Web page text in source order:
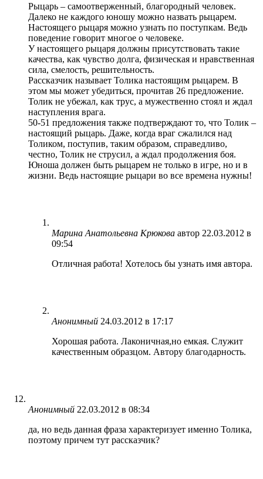
Рыцарь – самоотверженный, благородный человек.
Далеко не каждого юношу можно назвать рыцарем.
Настоящего рыцаря можно узнать по поступкам. Ведь
поведение говорит многое о человеке.
У настоящего рыцаря должны присутствовать такие
качества, как чувство долга, физическая и нравственная
сила, смелость, решительность.
Рассказчик называет Толика настоящим рыцарем. В
этом мы может убедиться, прочитав 26 предложение.
Толик не убежал, как трус, а мужественно стоял и ждал
наступления врага.
50-51 предложения также подтверждают то, что Толик –
настоящий рыцарь. Даже, когда враг сжалился над
Толиком, поступив, таким образом, справедливо,
честно, Толик не струсил, а ждал продолжения боя.
Юноша должен быть рыцарем не только в игре, но и в
жизни. Ведь настоящие рыцари во все времена нужны!
Марина Анатольевна Крюкова автор 22.03.2012 в
09:54
Отличная работа! Хотелось бы узнать имя автора.
Анонимный 24.03.2012 в 17:17
Хорошая работа. Лаконичная,но емкая. Служит
качественным образцом. Автору благодарность.
Анонимный 22.03.2012 в 08:34
да, но ведь данная фраза характеризует именно Толика,
поэтому причем тут рассказчик?